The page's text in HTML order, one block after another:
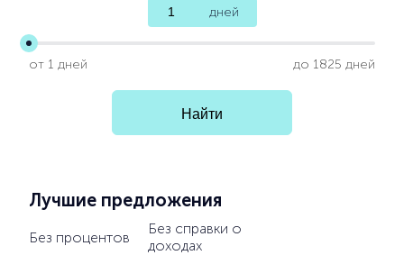
дней
от 1 дней до 1825 дней
Лучшие предложения
Без процентов
Без справки о
доходах